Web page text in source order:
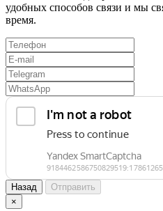
удобных способов связи и мы
время.
Назад
Отправить
×